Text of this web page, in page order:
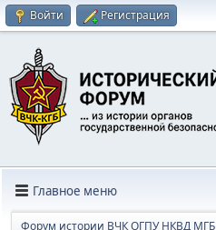
Войти Регистрация
Главное меню
Форум истории ВЧК ОГПУ НКВД МГБ